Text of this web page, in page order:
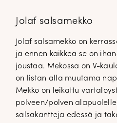
Jolaf salsamekko
Jolaf salsamekko on
ja ennen kaikkea se on
joustaa. Mekossa on V-
on listan alla muutama
Mekko on leikattu
polveen/polven
salsakantteja edessä ja